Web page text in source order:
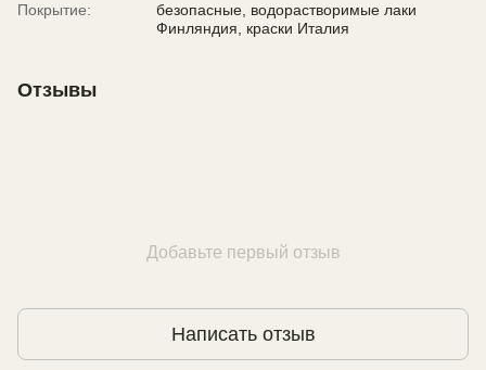
Покрытие:
безопасные, водорастворимые лаки
Финляндия, краски Италия
Отзывы
Добавьте первый отзыв
Написать отзыв